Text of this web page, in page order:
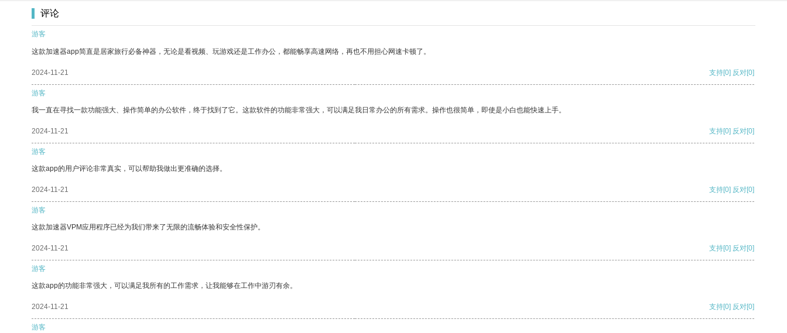
评论
游客
这款加速器app简直是居家旅行必备神器，无论是看视频、玩游戏还是工作办公，都能畅享高速网络，再也不用担心网速卡顿了。
2024-11-21 支持[0] 反对[0]
游客
我一直在寻找一款功能强大、操作简单的办公软件，终于找到了它。这款软件的功能非常强大，可以满足我日常办公的所有需求。操作也很简单，即使是小白也能快速上手。
2024-11-21 支持[0] 反对[0]
游客
这款app的用户评论非常真实，可以帮助我做出更准确的选择。
2024-11-21 支持[0] 反对[0]
游客
这款加速器VPM应用程序已经为我们带来了无限的流畅体验和安全性保护。
2024-11-21 支持[0] 反对[0]
游客
这款app的功能非常强大，可以满足我所有的工作需求，让我能够在工作中游刃有余。
2024-11-21 支持[0] 反对[0]
游客